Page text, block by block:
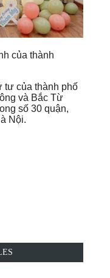
của thành
tư của thành phố
và Bắc Từ
số 30 quận,
Nội.